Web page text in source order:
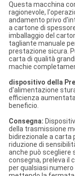
Questa macchina
ragionevole,
andamento privo
a cartone di
imballaggio del
tagliante manuale
prestazione sicura.
carta di qualità
machie
dispositivo della
d'alimentazione
efficienza
beneficio.
Consegna:
della trasmissione
bidirezionale a carta
riduzione di
anche può scegliere
consegna, preleva il
per qualsiasi